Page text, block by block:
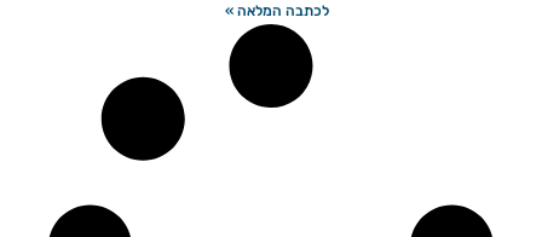
לכתבה המלאה »